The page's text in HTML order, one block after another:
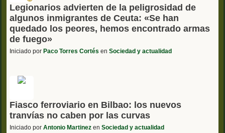
Legionarios advierten de la peligrosidad de
algunos inmigrantes de Ceuta: «Se han
quedado los peores, hemos encontrado armas
de fuego»
Iniciado por Paco Torres Cortés en Sociedad y actualidad
Fiasco ferroviario en Bilbao: los nuevos
tranvías no caben por las curvas
Iniciado por Antonio Martinez en Sociedad y actualidad